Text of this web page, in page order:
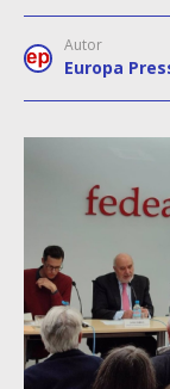
Autor
Europa